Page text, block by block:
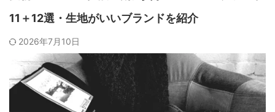
11＋12選・生地がいいブランドを紹介
2026年7月10日